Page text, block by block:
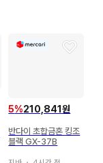
5%210,841원
반다이 초합금혼 킹조
블랙 GX-37B